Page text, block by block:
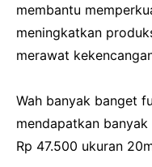
membantu
meningkatkan
merawat
Wah banyak banget
mendapatkan
Rp 47.500 ukuran